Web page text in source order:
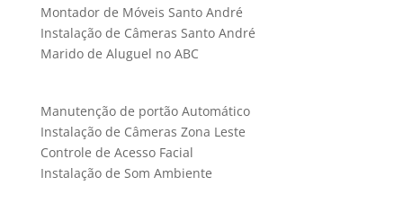
Montador de Móveis Santo André
Instalação de Câmeras Santo André
Marido de Aluguel no ABC
Manutenção de portão Automático
Instalação de Câmeras Zona Leste
Controle de Acesso Facial
Instalação de Som Ambiente